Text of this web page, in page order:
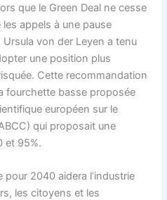
que le Green Deal ne cesse
les appels à une pause
von der Leyen a tenu
une position plus
Cette recommandation
fourchette basse proposée
européen sur le
qui proposait une
et 95%.
2040 aidera l’industrie
les citoyens et les